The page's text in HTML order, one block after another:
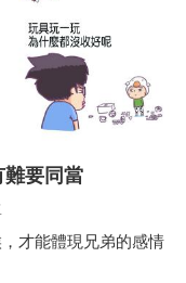
難要同當
才能體現兄弟的感情